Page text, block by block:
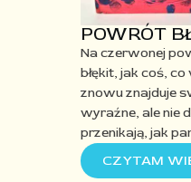
POWRÓT
Na czerwonej
błękit, jak coś, co
znowu znajduje
wyraźne, ale nie
przenikają, jak
CZYTAM